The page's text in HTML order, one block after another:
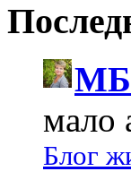
мало
Блог